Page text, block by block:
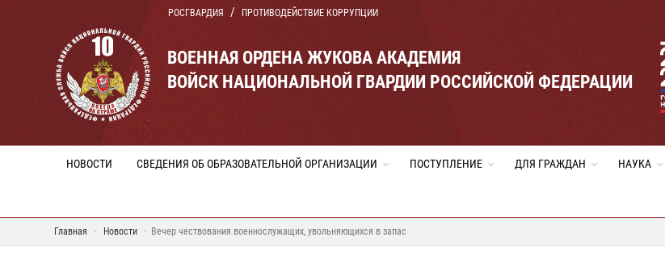
РОСГВАРДИЯ ПРОТИВОДЕЙСТВИЕ КОРРУПЦИИ
ВОЕННАЯ ОРДЕНА ЖУКОВА АКАДЕМИЯ
ВОЙСК НАЦИОНАЛЬНОЙ ГВАРДИИ РОССИЙСКОЙ ФЕДЕРАЦИИ
НОВОСТИ СВЕДЕНИЯ ОБ ОБРАЗОВАТЕЛЬНОЙ ОРГАНИЗАЦИИ ПОСТУПЛЕНИЕ ДЛЯ ГРАЖДАН НАУКА
Главная Новости Вечер чествования военнослужащих, увольняющихся в запас